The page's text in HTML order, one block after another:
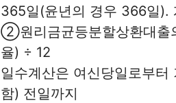
365일(윤년의 경우 366일).
②원리금균등분할상환대출
율) ÷ 12
일수계산은 여신당일로부
함) 전일까지